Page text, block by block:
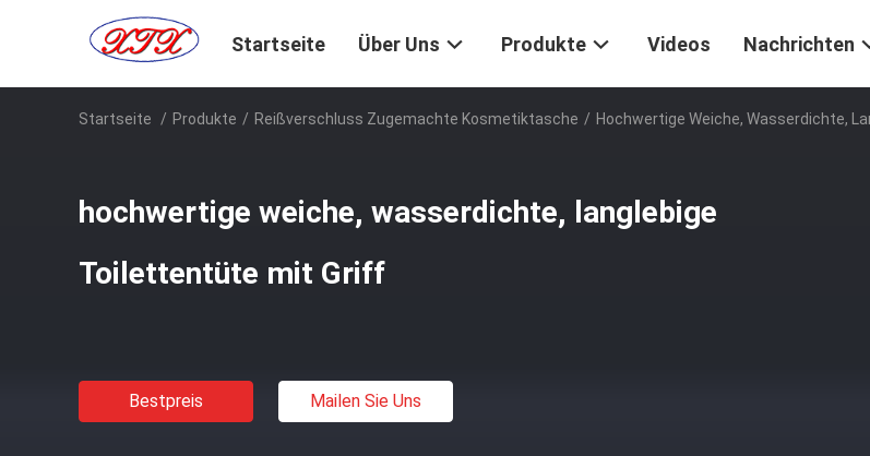
Startseite Über Uns Produkte Videos Nachrichten
Startseite / Produkte / Reißverschluss Zugemachte Kosmetiktasche / Hochwertige Weiche, Wasserdichte,
hochwertige weiche, wasserdichte, langlebige
Toilettentüte mit Griff
Bestpreis Mailen Sie Uns